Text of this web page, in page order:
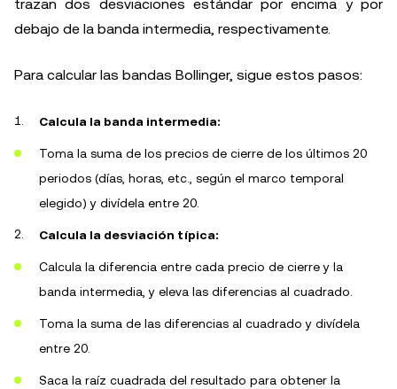
trazan dos desviaciones estándar por encima y por
debajo de la banda intermedia, respectivamente.
Para calcular las bandas Bollinger, sigue estos pasos:
Calcula la banda intermedia:
Toma la suma de los precios de cierre de los últimos 20
periodos (días, horas, etc., según el marco temporal
elegido) y divídela entre 20.
Calcula la desviación típica:
Calcula la diferencia entre cada precio de cierre y la
banda intermedia, y eleva las diferencias al cuadrado.
Toma la suma de las diferencias al cuadrado y divídela
entre 20.
Saca la raíz cuadrada del resultado para obtener la